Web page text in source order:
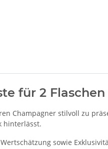
für 2 Flaschen
Champagner stilvoll zu
hinterlässt.
sowie